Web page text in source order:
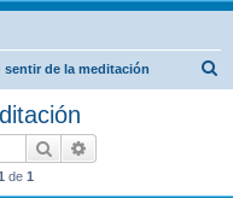
sentir de la meditación
Buscar
de 1